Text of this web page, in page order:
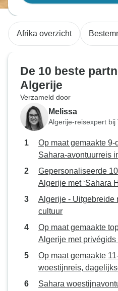
Afrika overzicht
De 10 beste
Algerije
Verzameld door
Melissa
Algerije-reisexpert bij
Op maat gemaakte
Sahara-avontuurreis
Gepersonaliseerde
Algerije met ‘Sahara
Algerije - Uitgebreide
cultuur
Op maat gemaakte
Algerije met
Op maat gemaakte
woestijnreis,
Sahara